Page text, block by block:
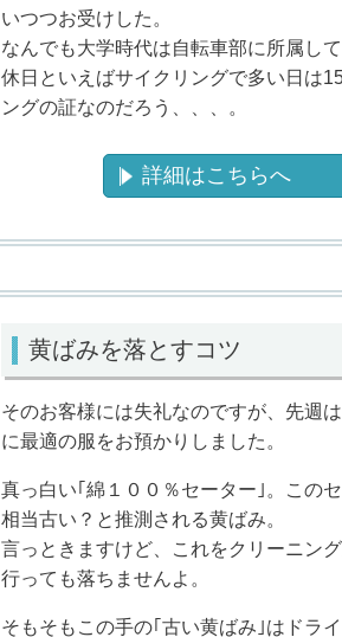
いつつお受けした。
なんでも大学時代は自転車部に所属し
休日といえばサイクリングで多い日は
ングの証なのだろう、、、。
詳細はこちらへ
黄ばみを落とすコツ
そのお客様には失礼なのですが、先週
に最適の服をお預かりしました。
真っ白い｢綿１００％セーター｣。この
相当古い？と推測される黄ばみ。
言っときますけど、これをクリーニン
行っても落ちませんよ。
そもそもこの手の｢古い黄ばみ｣はドラ